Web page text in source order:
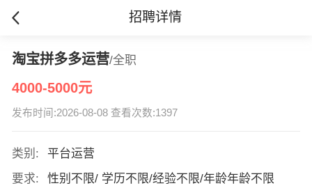
招聘详情
淘宝拼多多运营/全职
4000-5000元
发布时间:2026-08-08 查看次数:1397
类别:
平台运营
要求:
性别不限/ 学历不限/经验不限/年龄年龄不限